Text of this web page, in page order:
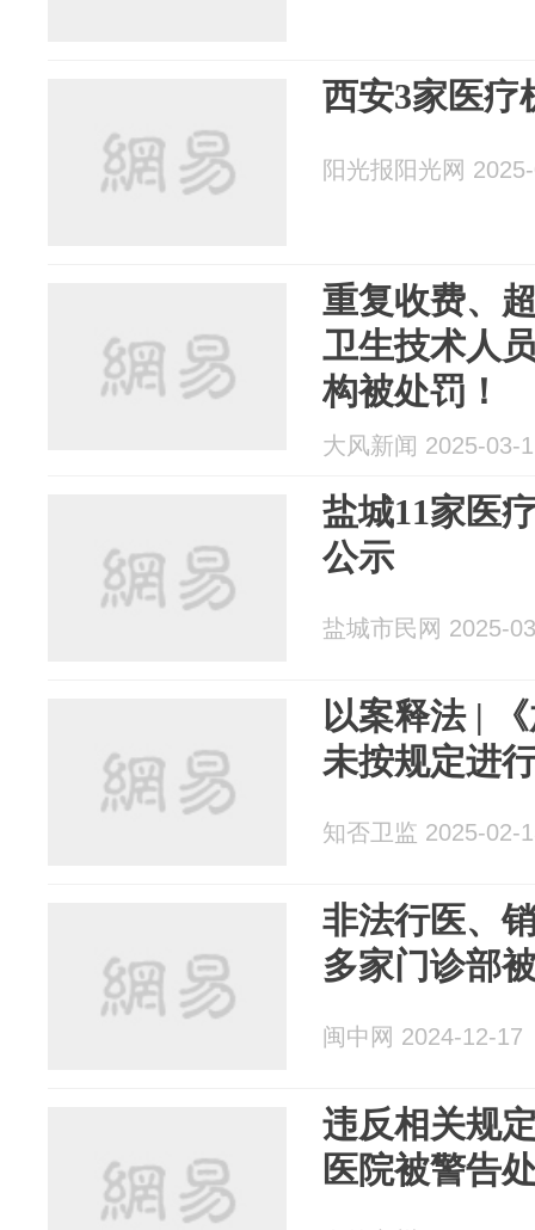
西安3家医疗
阳光报阳光网
重复收费、
卫生技术人
构被处罚！
大风新闻 2025-03-
盐城11家医
公示
盐城市民网 2025-
以案释法 |
未按规定进
知否卫监 2025-02-
非法行医、
多家门诊部
闽中网 2024-12-17
违反相关规
医院被警告